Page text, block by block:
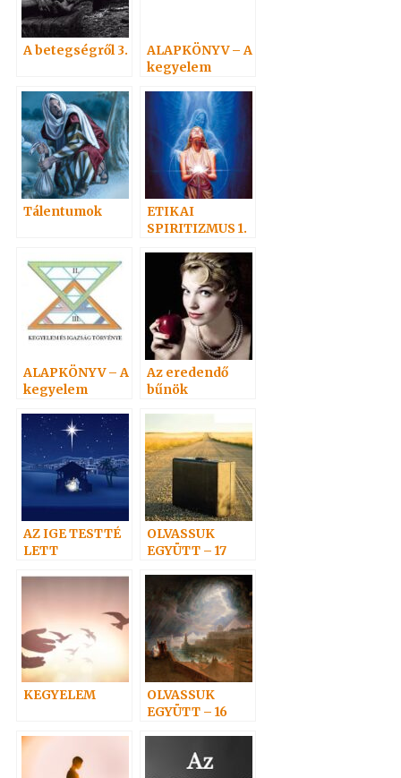
A betegségről 3.
ALAPKÖNYV – A
kegyelem
Tálentumok
ETIKAI
SPIRITIZMUS 1.
igazság
tükrében
ALAPKÖNYV – A
kegyelem
Az eredendő
bűnök
AZ IGE TESTTÉ
LETT
OLVASSUK
EGYÜTT – 17
KEGYELEM
OLVASSUK
EGYÜTT – 16